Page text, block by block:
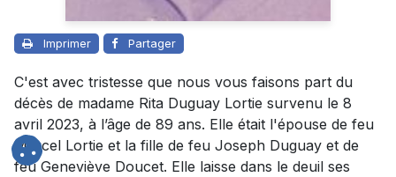
Imprimer Partager
C'est avec tristesse que nous vous faisons part du
décès de madame Rita Duguay Lortie survenu le 8
avril 2023, à l’âge de 89 ans. Elle était l'épouse de feu
Marcel Lortie et la fille de feu Joseph Duguay et de
feu Geneviève Doucet. Elle laisse dans le deuil ses